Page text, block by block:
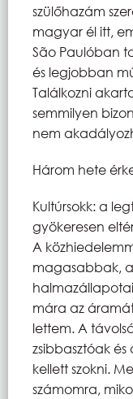
szülőhazám
magyar él itt,
São Paulóban
és legjobban
Találkozni
semmilyen
nem
Három hete
Kultúrsokk: a
gyökeresen
A
magasabbak,
mára az
lettem. A
zsibbasztóak és
kellett szokni.
számomra,